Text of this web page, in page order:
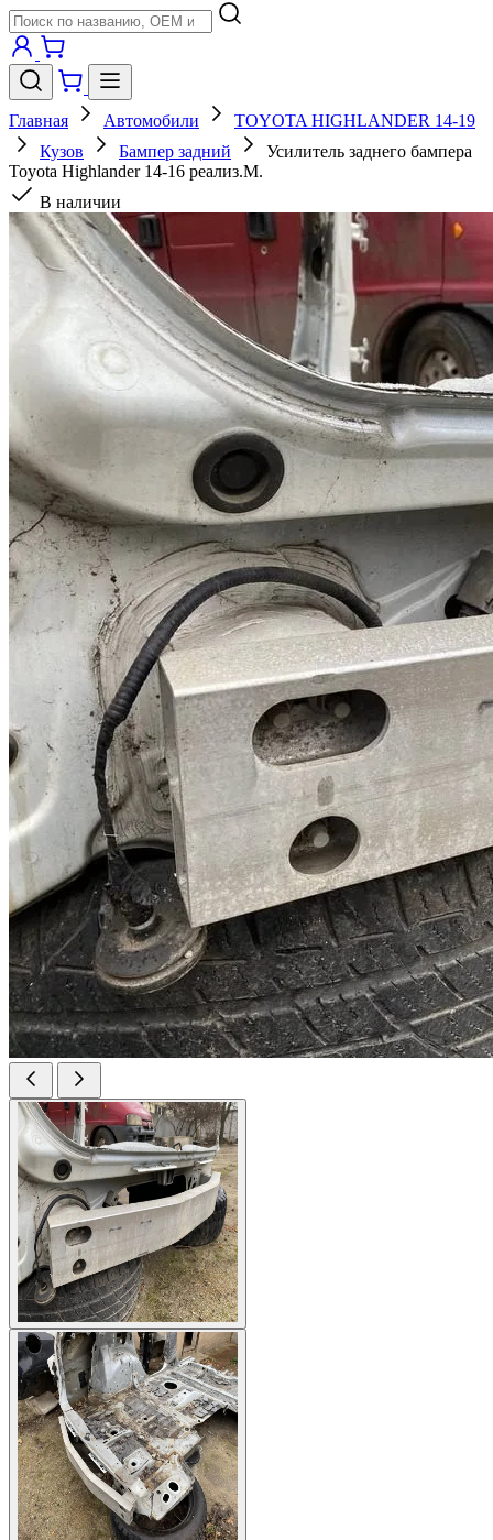
Главная Автомобили
TOYOTA HIGHLANDER 14-19
Кузов
Бампер задний
Усилитель заднего бампера
Toyota Highlander 14-16 реализ.М.
В наличии